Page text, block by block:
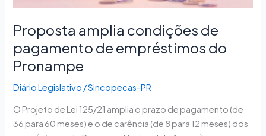
Proposta amplia condições de
pagamento de empréstimos do
Pronampe
Diário Legislativo /Sincopecas-PR
O Projeto de Lei 125/21 amplia o prazo de pagamento (de
36 para 60 meses) e o de carência (de 8 para 12 meses) dos